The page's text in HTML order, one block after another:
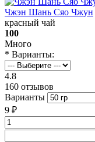
Чжэн Шань Сяо Чжун
красный чай
100
Много
* Варианты:
4.8
160 отзывов
Варианты
9 ₽